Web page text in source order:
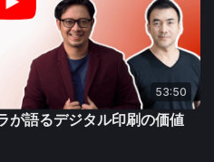
」にノミネートされた創造
ました。受賞者にはSouthern
Annunciation、Laurensius
ばれました。
ムと共に開催できたことは、非
53:50
が語るデジタル印刷の価値